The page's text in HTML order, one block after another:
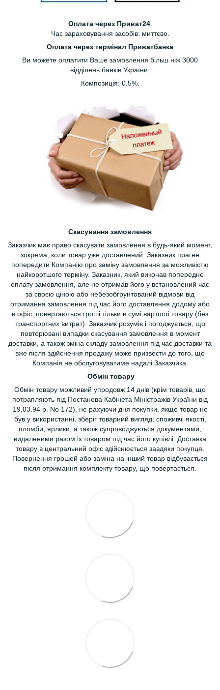
Оплата через Приват24.
Час зараховування засобів: миттєво.
Оплата через термінал Приватбанка
Ви можете оплатити Ваше замовлення більш ніж 3000
відділень банків України.
Композиція: 0.5%.
Скасування замовлення
Заказчик має право скасувати замовлення в будь-який момент,
зокрема, коли товар уже доставлений. Заказник прагне
попередити Компанію про заміну замовлення за можливістю
найкоротшого терміну. Заказник, який виконав попереднє
оплату замовлення, але не отримав його у встановлений час
за своєю ціною або небезобгрунтований відмови від
отримання замовлення під час його доставляння додому або
в офіс, повертаються гроші тільки в сумі вартості товару (без
транспортних витрат). Заказчик розуміє і погоджується, що
повторювані випадки скасування замовлення в момент
доставки, а також зміна складу замовлення під час доставки та
вже після здійснення продажу може призвести до того, що
Компанія не обслуговуватиме надалі Заказчика.
Обмін товару
Обмін товару можливий упродовж 14 днів (крім товарів, що
потрапляють під Постанова Кабінета Міністражів України від
19,03.94 р. No 172), не рахуючи дня покупки, якщо товар не
був у використанні, зберіг товарний вигляд, споживчі якості,
пломби, ярлики, а також супроводжується документами,
видаленими разом із товаром під час його купівлі. Доставка
товару в центральний офіс здійснюється завдяки покупця.
Повернення грошей або заміна на інший товар відбувається
після отримання комплекту товару, що повертається.